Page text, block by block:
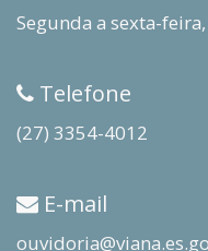
Segunda a sexta-
Telefone
(27) 3354-4012
E-mail